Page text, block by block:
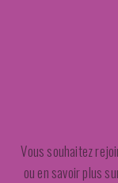
Vous souhaitez
ou en savoir plus